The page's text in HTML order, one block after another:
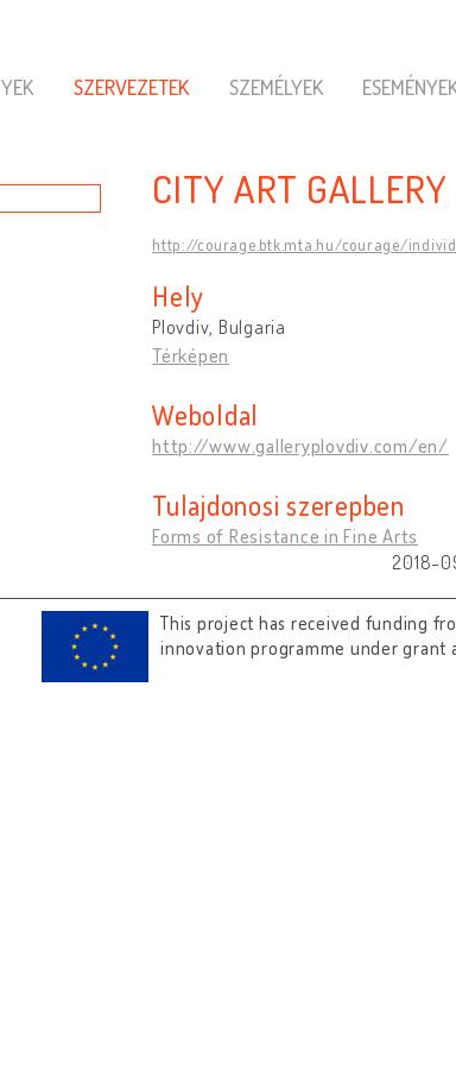
SZERVEZETEK SZEMÉLYEK
CITY ART GALLERY
http://courage.btk.mta.hu/courage/
Hely
Plovdiv, Bulgaria
Térképen
Weboldal
http://www.galleryplovdiv.com/en/
Tulajdonosi szerepben
Forms of Resistance in Fine Arts
2018-
This project has received funding
innovation programme under grant